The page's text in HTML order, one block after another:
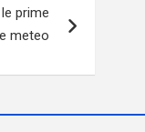
prime
meteo